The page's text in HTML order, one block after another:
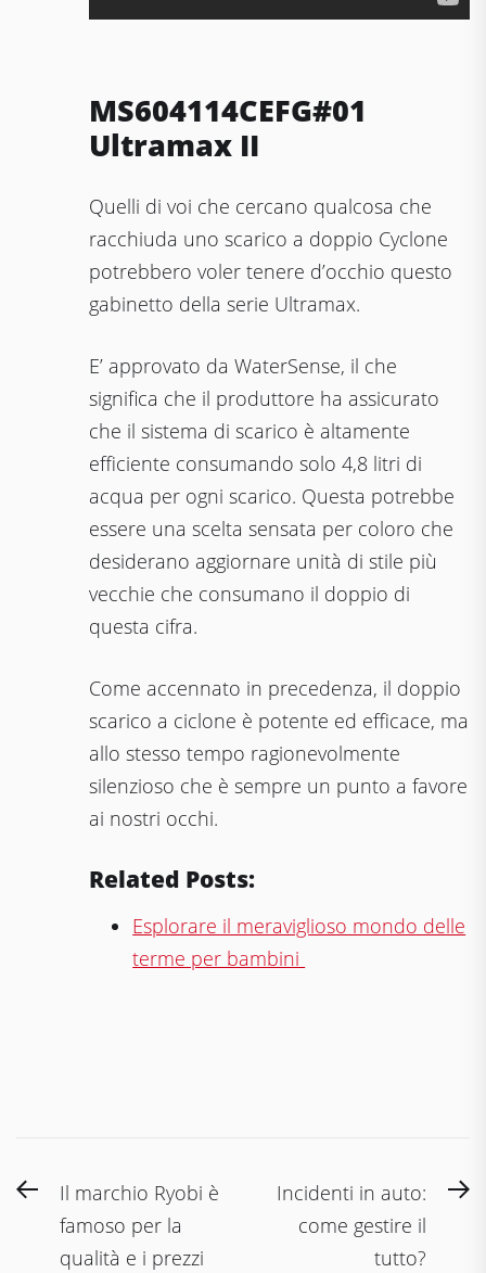
MS604114CEFG#01
Ultramax II
Quelli di voi che cercano qualcosa che
racchiuda uno scarico a doppio Cyclone
potrebbero voler tenere d’occhio questo
gabinetto della serie Ultramax.
E’ approvato da WaterSense, il che
significa che il produttore ha assicurato
che il sistema di scarico è altamente
efficiente consumando solo 4,8 litri di
acqua per ogni scarico. Questa potrebbe
essere una scelta sensata per coloro che
desiderano aggiornare unità di stile più
vecchie che consumano il doppio di
questa cifra.
Come accennato in precedenza, il doppio
scarico a ciclone è potente ed efficace, ma
allo stesso tempo ragionevolmente
silenzioso che è sempre un punto a favore
ai nostri occhi.
Related Posts:
Esplorare il meraviglioso mondo delle
terme per bambini
Navigazione
articoli
PreviousIl marchio Ryobi è
famoso per la
qualità e i prezzi
Incidenti in auto:
come gestire il
tutto?